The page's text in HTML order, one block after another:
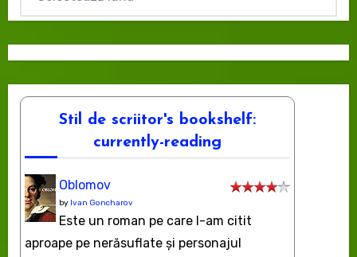
Stil de scriitor's bookshelf:
currently-reading
Oblomov
by Ivan Goncharov
Este un roman pe care l-am citit
aproape pe nerăsuflate şi personajul